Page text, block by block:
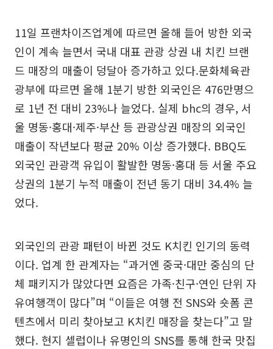
11일 프랜차이즈업계에 따르면 올해 들어 방한 외국
인이 계속 늘면서 국내 대표 관광 상권 내 치킨 브랜
드 매장의 매출이 덩달아 증가하고 있다.문화체육관
광부에 따르면 올해 1분기 방한 외국인은 476만명으
로 1년 전 대비 23%나 늘었다. 실제 bhc의 경우, 서
울 명동·홍대·제주·부산 등 관광상권 매장의 외국인
매출이 작년보다 평균 20% 이상 증가했다. BBQ도
외국인 관광객 유입이 활발한 명동·홍대 등 서울 주요
상권의 1분기 누적 매출이 전년 동기 대비 34.4% 늘
었다.
외국인의 관광 패턴이 바뀐 것도 K치킨 인기의 동력
이다. 업계 한 관계자는 “과거엔 중국·대만 중심의 단
체 패키지가 많았다면 요즘은 가족·친구·연인 단위 자
유여행객이 많다”며 “이들은 여행 전 SNS와 숏폼 콘
텐츠에서 미리 찾아보고 K치킨 매장을 찾는다”고 말
했다. 현지 셀럽이나 유명인의 SNS를 통해 한국 맛집